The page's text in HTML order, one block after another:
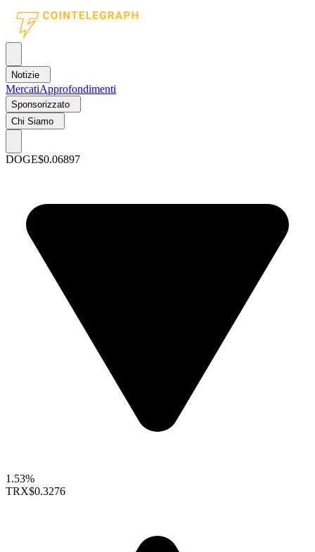
Notizie
MercatiApprofondimenti
Sponsorizzato
Chi Siamo
DOGE$0.06897
1.53%
TRX$0.3276